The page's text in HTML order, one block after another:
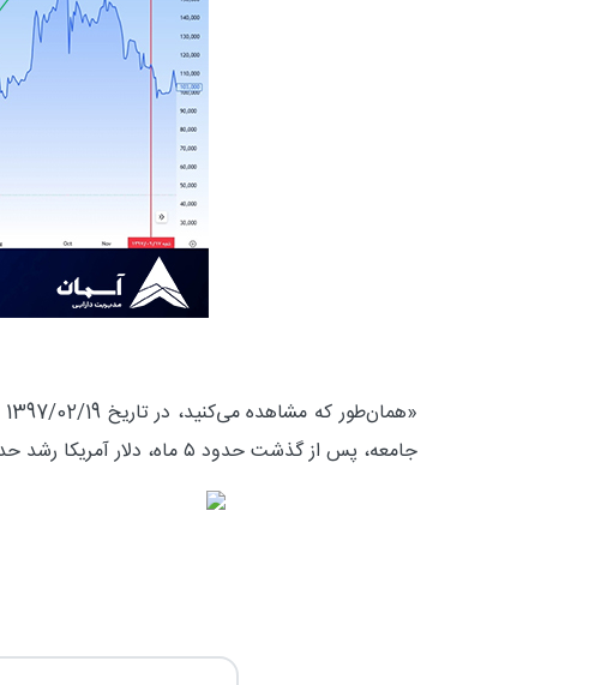
جامعه، پس از گذشت حدود ۵ ماه، دلار آمریکا رشد حدود ۱۶۴ درصدی را تجربه کرد و از قیمت ۷۰۰۰ تومان به حدود ۱۹۰۰۰ تومان رسید.»